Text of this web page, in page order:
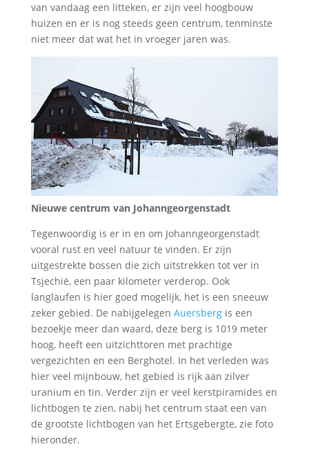
van vandaag een litteken, er zijn veel hoogbouw
huizen en er is nog steeds geen centrum, tenminste
niet meer dat wat het in vroeger jaren was.
Nieuwe centrum van Johanngeorgenstadt
Tegenwoordig is er in en om Johanngeorgenstadt
vooral rust en veel natuur te vinden. Er zijn
uitgestrekte bossen die zich uitstrekken tot ver in
Tsjechië, een paar kilometer verderop. Ook
langlaufen is hier goed mogelijk, het is een sneeuw
zeker gebied. De nabijgelegen Auersbergis een
bezoekje meer dan waard, deze berg is 1019 meter
hoog, heeft een uitzichttoren met prachtige
vergezichten en een Berghotel. In het verleden was
hier veel mijnbouw, het gebied is rijk aan zilver
uranium en tin. Verder zijn er veel kerstpiramides en
lichtbogen te zien, nabij het centrum staat een van
de grootste lichtbogen van het Ertsgebergte, zie foto
hieronder.